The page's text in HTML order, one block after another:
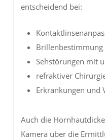
entscheidend bei:
Brillenbestimmung
Sehstörungen mit
refraktiver
Erkrankungen und
Auch die
Kamera über die